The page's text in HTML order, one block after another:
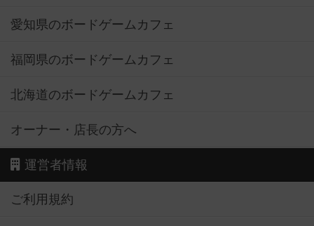
愛知県のボードゲームカフェ
福岡県のボードゲームカフェ
北海道のボードゲームカフェ
オーナー・店長の方へ
運営者情報
ご利用規約